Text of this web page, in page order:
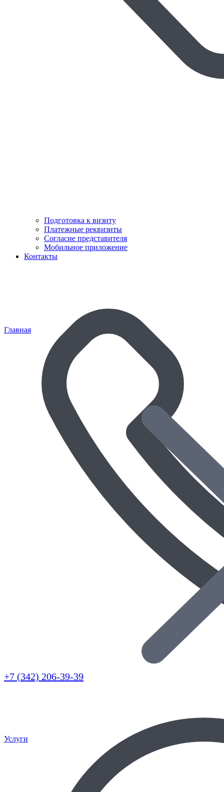
Подготовка к визиту
Платежные реквизиты
Согласие представителя
Мобильное приложение
Контакты
+7 (342) 206-39-39
Главная
Услуги